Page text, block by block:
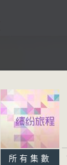
所有集數